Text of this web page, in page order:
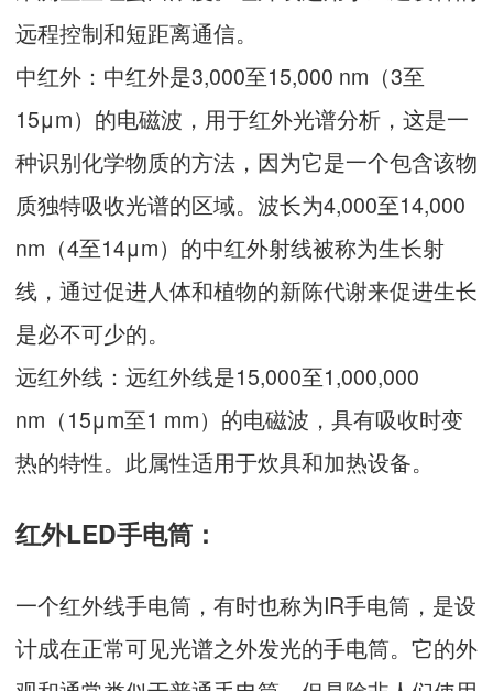
远程控制和短距离通信。
中红外：中红外是3,000至15,000 nm（3至
15μm）的电磁波，用于红外光谱分析，这是一
种识别化学物质的方法，因为它是一个包含该物
质独特吸收光谱的区域。波长为4,000至14,000
nm（4至14μm）的中红外射线被称为生长射
线，通过促进人体和植物的新陈代谢来促进生长
是必不可少的。
远红外线：远红外线是15,000至1,000,000
nm（15μm至1 mm）的电磁波，具有吸收时变
热的特性。此属性适用于炊具和加热设备。
红外LED手电筒：
一个红外线手电筒，有时也称为IR手电筒，是设
计成在正常可见光谱之外发光的手电筒。它的外